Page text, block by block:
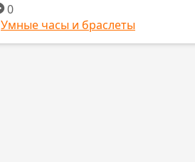
0
Умные часы и браслеты